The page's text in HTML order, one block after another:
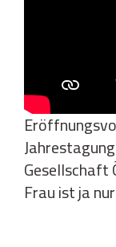
Gesellschaft
Frau ist ja